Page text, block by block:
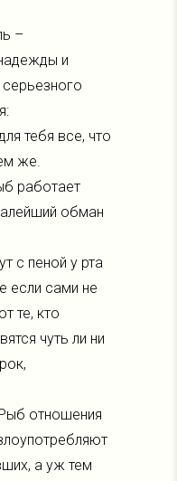
–
и
тебя все, что
же.
работает
обман
с пеной у рта
если сами не
те, кто
чуть ли ни
отношения
а уж тем